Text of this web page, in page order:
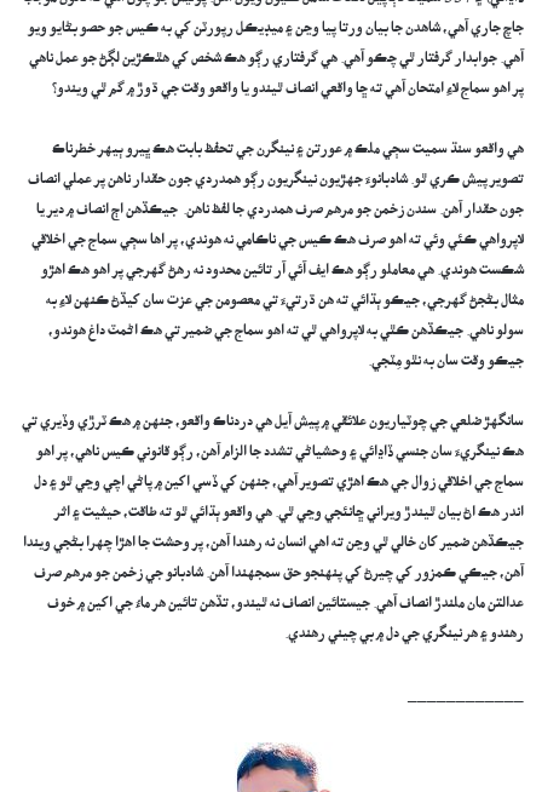
جاچ جاري آهي، شاهدن جا بيان ورتا پيا وڃن ۽ ميڊيڪل رپورٽن کي به ڪيس جو حصو بڻايو ويو
آهي. جوابدار گرفتار ٿي چڪو آهي. هي گرفتاري رڳو هڪ شخص کي هٿڪڙين لڳڻ جو عمل ناهي
پر اهو سماج لاءِ امتحان آهي ته ڇا واقعي انصاف ٿيندو يا واقعو وقت جي ڌوڙ ۾ گم ٿي ويندو؟
هي واقعو سنڌ سميت سڄي ملڪ ۾ عورتن ۽ نينگرن جي تحفظ بابت هڪ ڀيرو ٻيهر خطرناڪ
تصوير پيش ڪري ٿو. شادبانوءَ جهڙيون نينگريون رڳو همدردي جون حقدار ناهن پر عملي انصاف
جون حقدار آهن. سندن زخمن جو مرهم صرف همدردي جا لفظ ناهن. جيڪڏهن اڄ انصاف ۾ دير يا
لاپرواهي ڪئي وئي ته اهو صرف هڪ ڪيس جي ناڪامي نه هوندي، پر اها سڄي سماج جي اخلاقي
شڪست هوندي. هي معاملو رڳو هڪ ايف آئي آر تائين محدود نه رهڻ گهرجي پر اهو هڪ اهڙو
مثال بڻجڻ گهرجي، جيڪو ٻڌائي ته هن ڌرتيءَ تي معصومن جي عزت سان کيڏڻ ڪنهن لاءِ به
سولو ناهي. جيڪڏهن ڪٿي به لاپرواهي ٿي ته اهو سماج جي ضمير تي هڪ اڻمٽ داغ هوندو،
جيڪو وقت سان به نٿو مِٽجي.
سانگهڙ ضلعي جي چوٽياريون علائقي ۾ پيش آيل هي دردناڪ واقعو، جنهن ۾ هڪ ٽرڙي وڏيري تي
هڪ نينگريءَ سان جنسي ڏاڍائي ۽ وحشياڻي تشدد جا الزام آهن، رڳو قانوني ڪيس ناهي، پر اهو
سماج جي اخلاقي زوال جي هڪ اهڙي تصوير آهي، جنهن کي ڏسي اکين ۾ پاڻي اچي وڃي ٿو ۽ دل
اندر هڪ اڻ بيان ٿيندڙ ويراني ڇانئجي وڃي ٿي. هي واقعو ٻڌائي ٿو ته طاقت، حيثيت ۽ اثر
جيڪڏهن ضمير کان خالي ٿي وڃن ته اهي انسان نه رهندا آهن، پر وحشت جا اهڙا چهرا بڻجي ويندا
آهن، جيڪي ڪمزور کي چيرڻ کي پنهنجو حق سمجهندا آهن. شادبانو جي زخمن جو مرهم صرف
عدالتن مان ملندڙ انصاف آهي. جيستائين انصاف نه ٿيندو، تڏهن تائين هر ماءُ جي اکين ۾ خوف
رهندو ۽ هر نينگري جي دل ۾ بي چيني رهندي.
____________